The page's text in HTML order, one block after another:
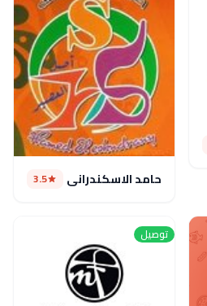
حامد الاسكندراني 3.5
توصيل